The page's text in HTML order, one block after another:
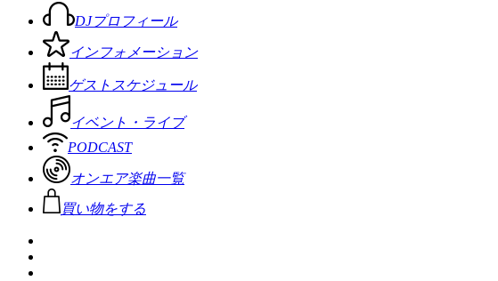
DJプロフィール
インフォメーション
ゲストスケジュール
イベント・ライブ
PODCAST
オンエア楽曲一覧
買い物をする